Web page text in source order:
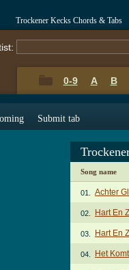
Trockener Kecks Chords & Tabs
0-9 A B
Submit tab
Song name
01. Achter
02. Hart En
03. Hart En
04. Het